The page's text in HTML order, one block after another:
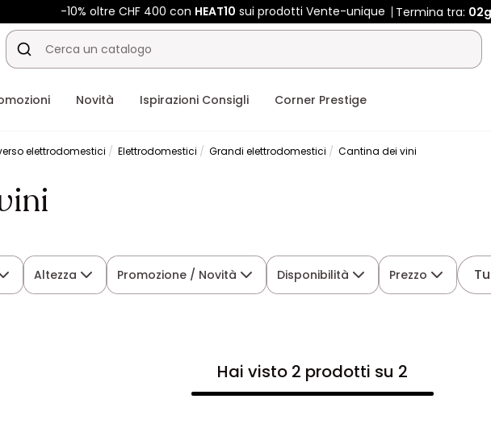
-10% oltre CHF 400 con HEAT10 sui prodotti Vente-unique Termina tra: 02g
Novità Ispirazioni Consigli Corner Prestige
elettrodomestici Elettrodomestici Grandi elettrodomestici Cantina dei vini
Altezza Promozione / Novità Disponibilità Prezzo
Hai visto 2 prodotti su 2